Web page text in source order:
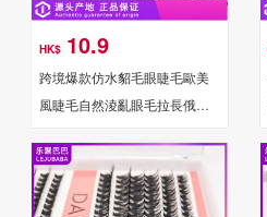
HK$ 10.9
跨境爆款仿水貂毛眼睫毛歐美
風睫毛自然淩亂眼毛拉長俄羅